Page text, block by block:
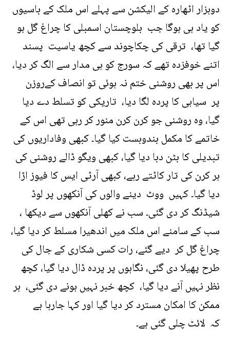
دوہزار اٹھارہ کے الیکشن سے پہلے اس ملک کے باسیوں
کو یاد ہی ہوگا جب بلوچستان اسمبلی کا چراغ گل ہو
گیا تھا، ترقی کی چکاچوند سے کچھ یاسیت پسند
اتنے خوفزدہ تھے کہ سورج کو ہی مدار سے الگ کر دیا،
اس پر بھی روشنی ختم نہ ہوئی تو انصاف کےروزن
پر سیاہی کا پردہ لگا دیا، تاریکی کو تسلط دے دیا
گیا، وہ روشنی جو کرن کرن منور کر رہی تھی اس کے
خاتمے کا مکمل بندوبست کیا گیا۔ کبھی وفاداریوں کی
تبدیلی کا بٹن دبا دیا گیا، کبھی ویگو ڈالے روشنی کی
ہر کرن کی تار کاٹتے رہے، کبھی آرٹی ایس کا فیوز اڑا
دیا گیا۔ کہیں ووٹ دینے والوں کی آنکھوں پر لوڈ
شیڈنگ کر دی گئی۔ سب نے کھلی آنکھوں سے دیکھا ،
سب کے سامنے اس ملک میں اندھیرا مسلط کر دیا گیا،
چراغ گل کر دیے گئے، رات کسی شکاری کے جال کی
طرح پھیلا دی گئی، نگاہوں پر پردہ ڈال دیا گیا، کچھ
نظر نہیں آنے دیا گیا، کچھ خبر نہیں ہونے دی گئی، ہر
ممکن کا امکان مسترد کر دیا گیا اور کہا جارہا ہے
کہ لائٹ چلی گئی ہے۔